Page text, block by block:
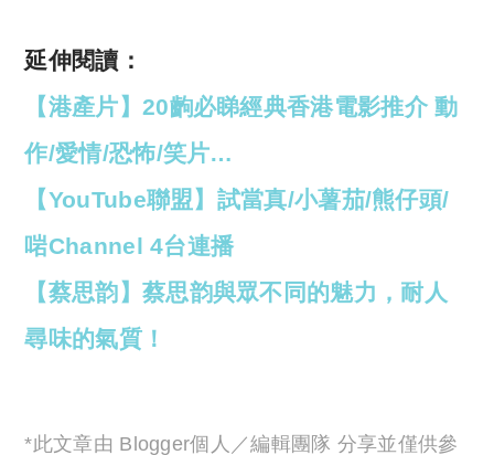
延伸閱讀：
【港產片】20齣必睇經典香港電影推介 動
作/愛情/恐怖/笑片…
【YouTube聯盟】試當真/小薯茄/熊仔頭/
啱Channel 4台連播
【蔡思韵】蔡思韵與眾不同的魅力，耐人
尋味的氣質！
*此文章由 Blogger個人／編輯團隊 分享並僅供參